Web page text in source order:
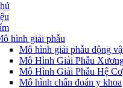
hình giải phẫu
Mô hình giải phẫu động
Mô Hình Giải Phẫu
Mô Hình Giải Phẫu Hệ Cơ
Mô hình chẩn đoán y khoa